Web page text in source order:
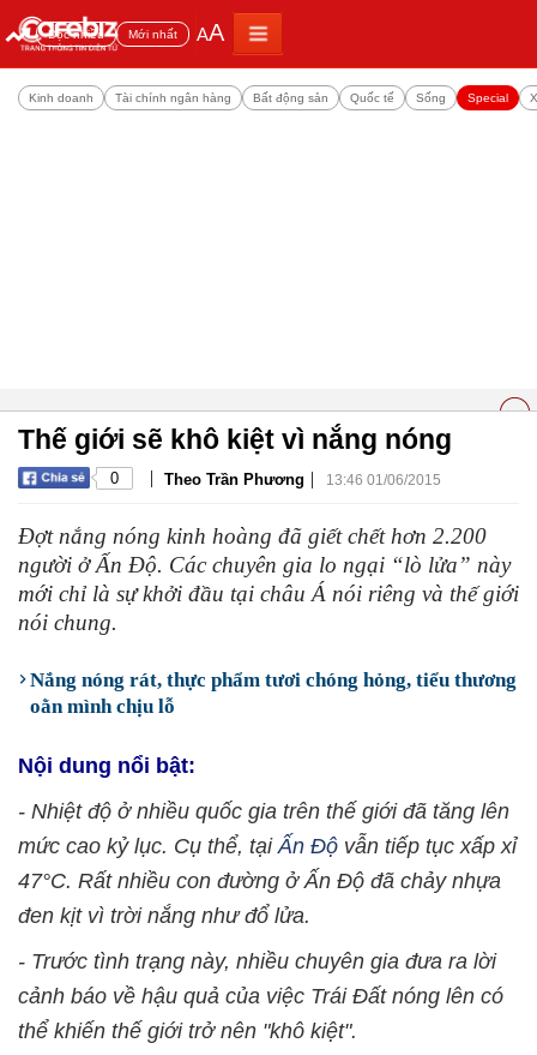
Đọc nhiều Mới nhất AA
Kinh doanh Tài chính ngân hàng Bất động sản Quốc tế Sống Special
Thế giới sẽ khô kiệt vì nắng nóng
0 | Theo Trần Phương | 13:46 01/06/2015
Đợt nắng nóng kinh hoàng đã giết chết hơn 2.200
người ở Ấn Độ. Các chuyên gia lo ngại “lò lửa” này
mới chỉ là sự khởi đầu tại châu Á nói riêng và thế giới
nói chung.
Nắng nóng rát, thực phẩm tươi chóng hỏng, tiểu thương
oằn mình chịu lỗ
Nội dung nổi bật:
- Nhiệt độ ở nhiều quốc gia trên thế giới đã tăng lên
mức cao kỷ lục. Cụ thể, tạiẤn Độ vẫn tiếp tục xấp xỉ
47°C. Rất nhiều con đường ở Ấn Độ đã chảy nhựa
đen kịt vì trời nắng như đổ lửa.
- Trước tình trạng này, nhiều chuyên gia đưa ra lời
cảnh báo về hậu quả của việc Trái Đất nóng lên có
thể khiến thế giới trở nên "khô kiệt".